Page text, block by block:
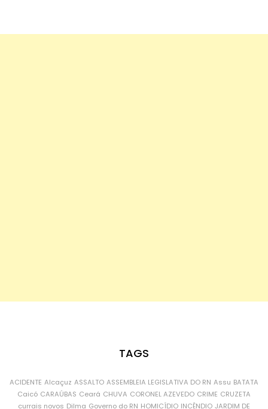
TAGS
ACIDENTE Alcaçuz ASSALTO ASSEMBLEIA LEGISLATIVA DO RN Assu BATATA
Caicó CARAÚBAS Ceará CHUVA CORONEL AZEVEDO CRIME CRUZETA
currais novos Dilma Governo do RN HOMICÍDIO INCÊNDIO JARDIM DE